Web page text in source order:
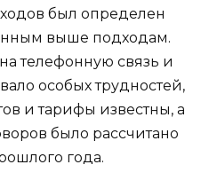
был определен
выше подходам.
телефонную связь и
особых трудностей,
и тарифы известны, а
было рассчитано
года.